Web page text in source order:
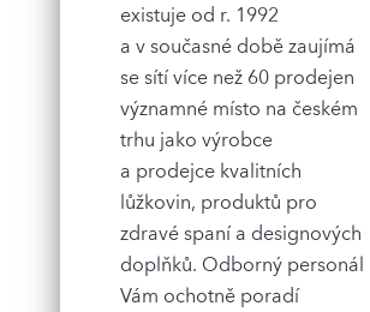
existuje od r. 1992
a v současné době zaujímá
se sítí více než 60 prodejen
významné místo na českém
trhu jako výrobce
a prodejce kvalitních
lůžkovin, produktů pro
zdravé spaní a designových
doplňků. Odborný personál
Vám ochotně poradí